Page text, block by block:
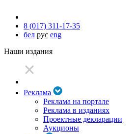
8 (017) 311-17-35
бел рус eng
Наши издания
Реклама
Реклама на портале
Реклама в изданиях
Проектные декларации
Аукционы